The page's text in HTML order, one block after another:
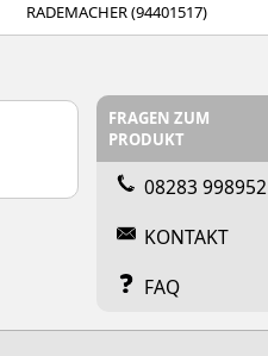
RADEMACHER (94401517)
FRAGEN ZUM
PRODUKT
08283 998952
KONTAKT
FAQ